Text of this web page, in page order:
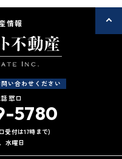
情報
い合わせください
窓口
5780
受付は17時まで)
水曜日